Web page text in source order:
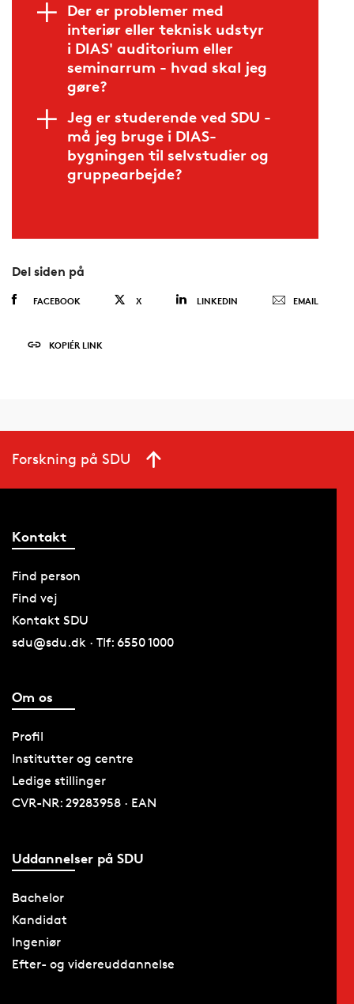
Der er problemer med
interiør eller teknisk udstyr
i DIAS' auditorium eller
seminarrum - hvad skal jeg
gøre?
Jeg er studerende ved SDU -
må jeg bruge i DIAS-
bygningen til selvstudier og
gruppearbejde?
Del siden på
FACEBOOK X LINKEDIN EMAIL
KOPIÉR LINK
Forskning på SDU
Kontakt
Find person
Find vej
Kontakt SDU
sdu@sdu.dk · Tlf: 6550 1000
Om os
Profil
Institutter og centre
Ledige stillinger
CVR-NR: 29283958 · EAN
Uddannelser på SDU
Bachelor
Kandidat
Ingeniør
Efter- og videreuddannelse